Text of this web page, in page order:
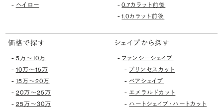
- ヘイロー -0.7カラット前後
-1.0カラット前後
価格で探す
- 5万〜10万
- 10万〜15万
- 15万〜20万
- 20万〜25万
- 25万〜30万
シェイプから探す
- ファンシーシェイプ
-プリンセスカット
- ペアシェイプ
- エメラルドカット
- ハートシェイプ・ハートカット